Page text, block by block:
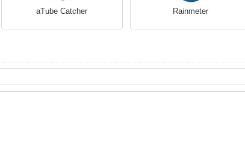
aTube Catcher Rainmeter